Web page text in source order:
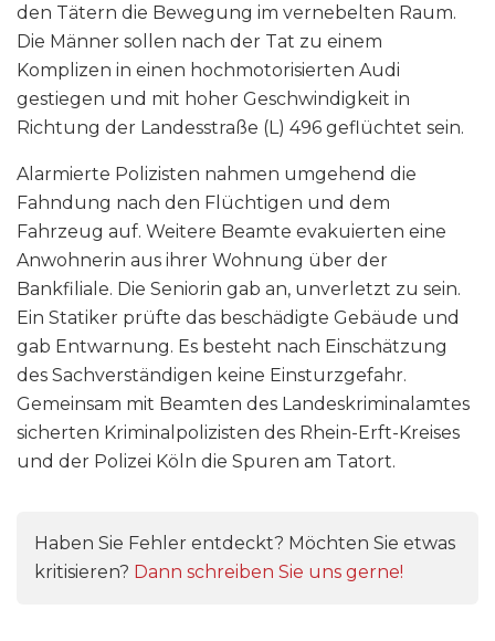
den Tätern die Bewegung im vernebelten Raum.
Die Männer sollen nach der Tat zu einem
Komplizen in einen hochmotorisierten Audi
gestiegen und mit hoher Geschwindigkeit in
Richtung der Landesstraße (L) 496 geflüchtet sein.
Alarmierte Polizisten nahmen umgehend die
Fahndung nach den Flüchtigen und dem
Fahrzeug auf. Weitere Beamte evakuierten eine
Anwohnerin aus ihrer Wohnung über der
Bankfiliale. Die Seniorin gab an, unverletzt zu sein.
Ein Statiker prüfte das beschädigte Gebäude und
gab Entwarnung. Es besteht nach Einschätzung
des Sachverständigen keine Einsturzgefahr.
Gemeinsam mit Beamten des Landeskriminalamtes
sicherten Kriminalpolizisten des Rhein-Erft-Kreises
und der Polizei Köln die Spuren am Tatort.
Haben Sie Fehler entdeckt? Möchten Sie etwas
kritisieren? Dann schreiben Sie uns gerne!